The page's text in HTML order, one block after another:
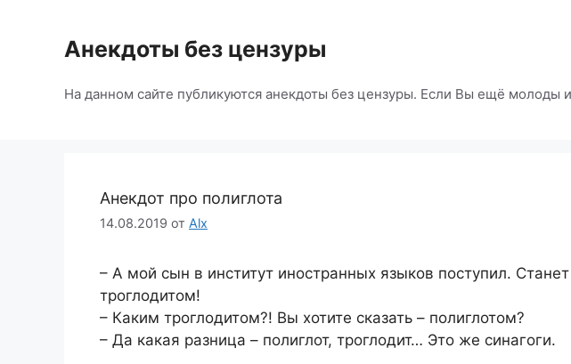
содержимомуАнекдоты без цензуры
На данном сайте публикуются анекдоты без цензуры. Если Вы ещё молоды
Анекдот про полиглота
14.08.2019 от Alx
– А мой сын в институт иностранных языков поступил.
троглодитом!
– Каким троглодитом?! Вы хотите сказать – полиглотом?
– Да какая разница – полиглот, троглодит… Это же синагоги.